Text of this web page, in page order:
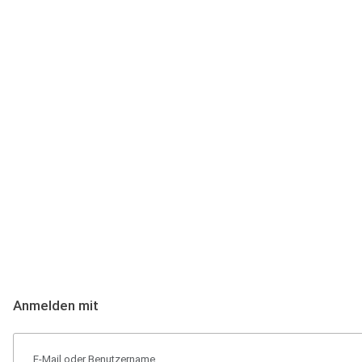
Anmelden mit